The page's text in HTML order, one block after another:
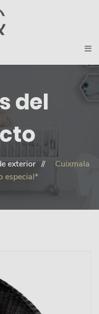
del
exterior
Cuixmala
especial*